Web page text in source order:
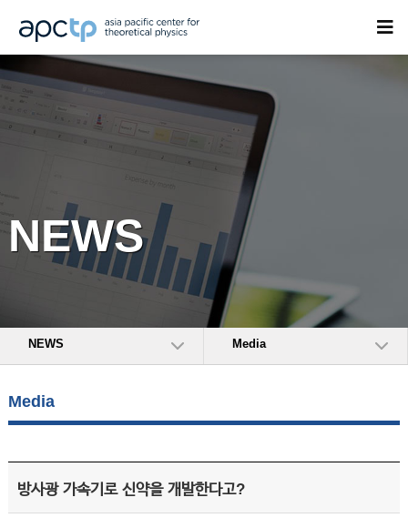
NEWS
NEWS Media
Media
방사광 가속기로 신약을 개발한다고?